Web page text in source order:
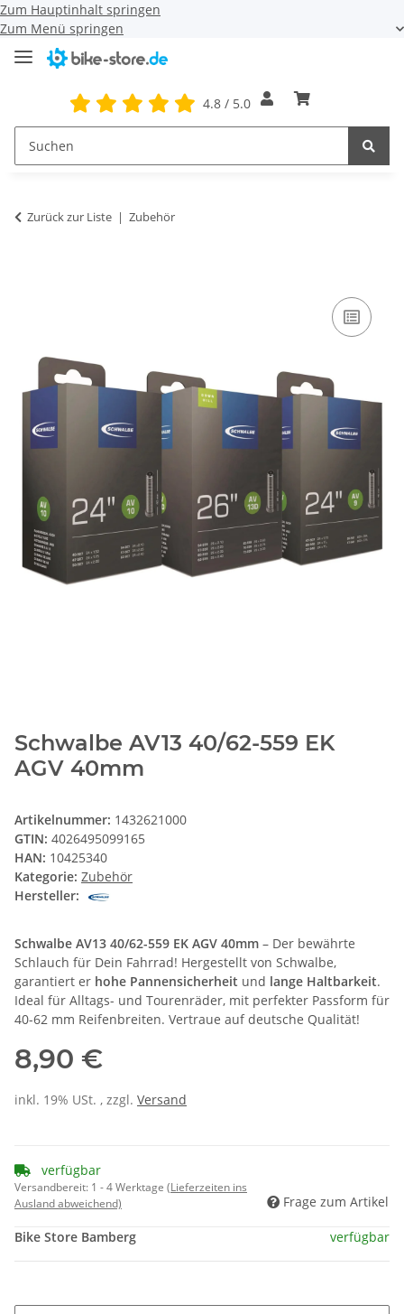
Zum Hauptinhalt springen
Zum Menü springen
4.8 / 5.0
Zurück zur Liste Zubehör
Schwalbe AV13 40/62-559 EK
AGV 40mm
Artikelnummer: 1432621000
GTIN: 4026495099165
HAN: 10425340
Kategorie: Zubehör
Hersteller:
Schwalbe AV13 40/62-559 EK AGV 40mm – Der bewährte
Schlauch für Dein Fahrrad! Hergestellt von Schwalbe,
garantiert er hohe Pannensicherheit und lange Haltbarkeit.
Ideal für Alltags- und Tourenräder, mit perfekter Passform für
40-62 mm Reifenbreiten. Vertraue auf deutsche Qualität!
8,90 €
inkl. 19% USt. , zzgl. Versand
verfügbar
Versandbereit: 1 - 4 Werktage (Lieferzeiten ins
Ausland abweichend)
Frage zum Artikel
Bike Store Bamberg verfügbar